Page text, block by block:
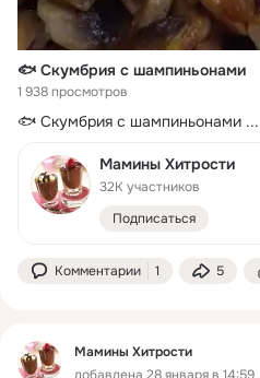
🐟 Скумбрия с шампиньонами
1 938 просмотров
🐟 Скумбрия с шампиньонами ...
Мамины Хитрости
32K участников
Подписаться
Комментарии 1 5
Мамины Хитрости